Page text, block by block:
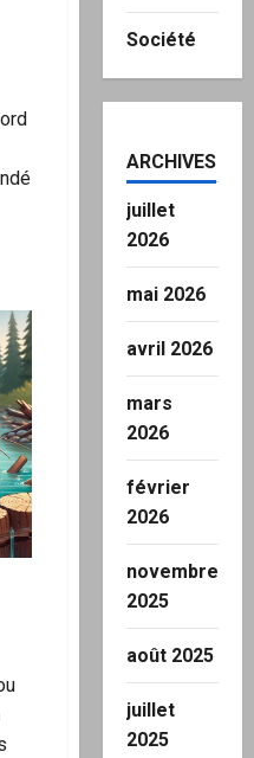
Société
ARCHIVES
juillet
2026
mai 2026
avril 2026
mars
2026
février
2026
novembre
2025
août 2025
juillet
2025